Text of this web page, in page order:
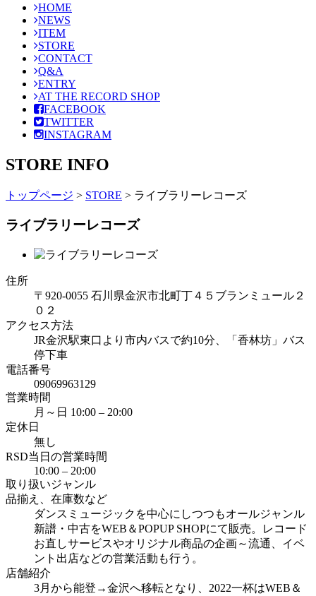
HOME
NEWS
ITEM
STORE
CONTACT
Q&A
ENTRY
AT THE RECORD SHOP
FACEBOOK
TWITTER
INSTAGRAM
STORE INFO
トップページ > STORE > ライブラリーレコーズ
ライブラリーレコーズ
住所
〒920-0055 石川県金沢市北町丁４５ブランミュール２
０２
アクセス方法
JR金沢駅東口より市内バスで約10分、「香林坊」バス
停下車
電話番号
09069963129
営業時間
月～日 10:00 – 20:00
定休日
無し
RSD当日の営業時間
10:00 – 20:00
取り扱いジャンル
品揃え、在庫数など
ダンスミュージックを中心にしつつもオールジャンル
新譜・中古をWEB＆POPUP SHOPにて販売。レコード
お直しサービスやオリジナル商品の企画～流通、イベ
ント出店などの営業活動も行う。
店舗紹介
3月から能登→金沢へ移転となり、2022一杯はWEB＆